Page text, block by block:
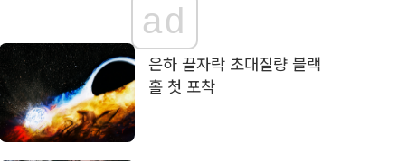
ad
은하 끝자락 초대질량 블랙
홀 첫 포착